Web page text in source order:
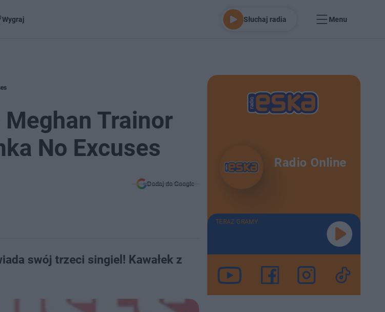
Wygraj Słuchaj radia Menu
Trainor
No Excuses
Dodaj do Google
swój trzeci singiel! Kawałek z
Radio Online
TERAZ GRAMY